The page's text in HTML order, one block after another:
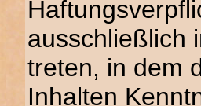
ausschließlich
treten, in dem
Inhalten